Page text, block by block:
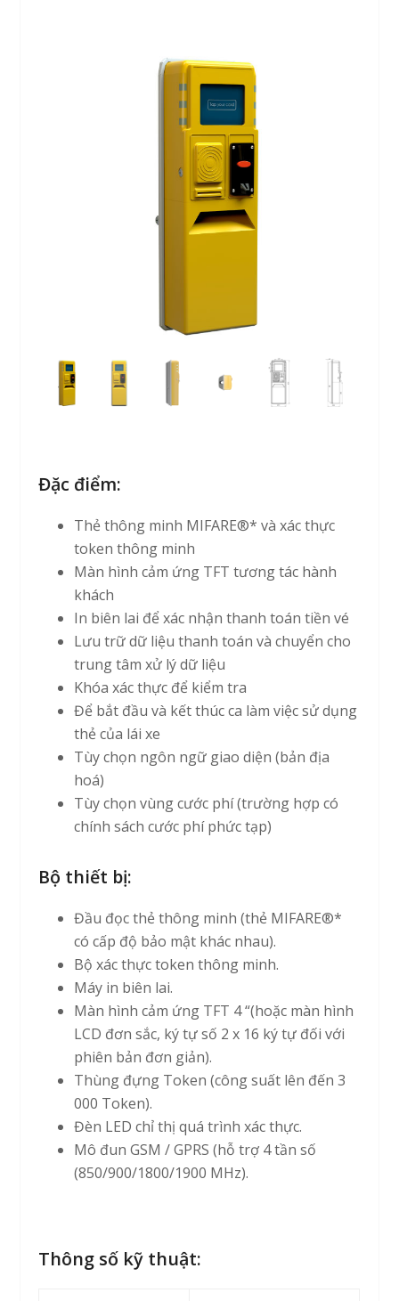
Đặc điểm:
Thẻ thông minh MIFARE®* và xác thực
token thông minh
Màn hình cảm ứng TFT tương tác hành
khách
In biên lai để xác nhận thanh toán tiền vé
Lưu trữ dữ liệu thanh toán và chuyển cho
trung tâm xử lý dữ liệu
Khóa xác thực để kiểm tra
Để bắt đầu và kết thúc ca làm việc sử dụng
thẻ của lái xe
Tùy chọn ngôn ngữ giao diện (bản địa
hoá)
Tùy chọn vùng cước phí (trường hợp có
chính sách cước phí phức tạp)
Bộ thiết bị:
Đầu đọc thẻ thông minh (thẻ MIFARE®*
có cấp độ bảo mật khác nhau).
Bộ xác thực token thông minh.
Máy in biên lai.
Màn hình cảm ứng TFT 4 “(hoặc màn hình
LCD đơn sắc, ký tự số 2 x 16 ký tự đối với
phiên bản đơn giản).
Thùng đựng Token (công suất lên đến 3
000 Token).
Đèn LED chỉ thị quá trình xác thực.
Mô đun GSM / GPRS (hỗ trợ 4 tần số
(850/900/1800/1900 MHz).
Thông số kỹ thuật: